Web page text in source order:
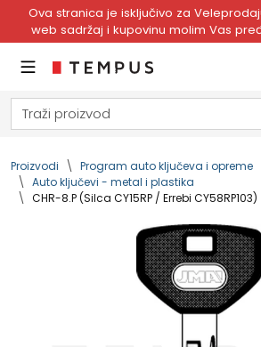
Ova stranica je isključivo za
web sadržaj i kupovinu molim Vas
Proizvodi
Program auto ključeva i opreme
Auto ključevi - metal i plastika
CHR-8.P (Silca CY15RP / Errebi CY58RP103)